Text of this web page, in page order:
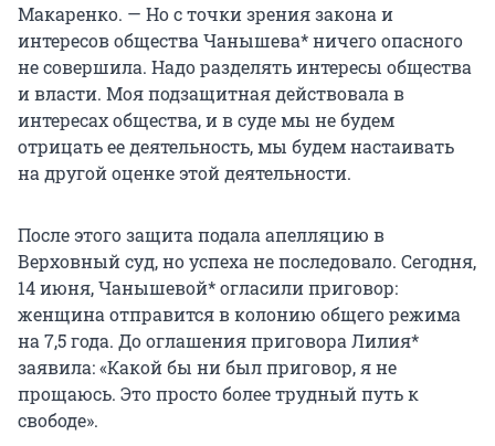
Макаренко. — Но с точки зрения закона и
интересов общества Чанышева* ничего опасного
не совершила. Надо разделять интересы общества
и власти. Моя подзащитная действовала в
интересах общества, и в суде мы не будем
отрицать ее деятельность, мы будем настаивать
на другой оценке этой деятельности.
После этого защита подала апелляцию в
Верховный суд, но успеха не последовало. Сегодня,
14 июня, Чанышевой* огласили приговор:
женщина отправится в колонию общего режима
на 7,5 года. До оглашения приговора Лилия*
заявила: «Какой бы ни был приговор, я не
прощаюсь. Это просто более трудный путь к
свободе».